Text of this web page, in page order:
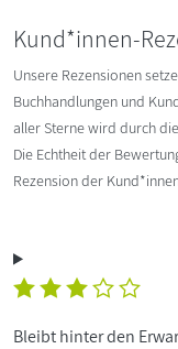
Kund*innen-
Unsere Rezensionen
Buchhandlungen und
aller Sterne wird durch
Die Echtheit der
Rezension der
Bleibt hinter den